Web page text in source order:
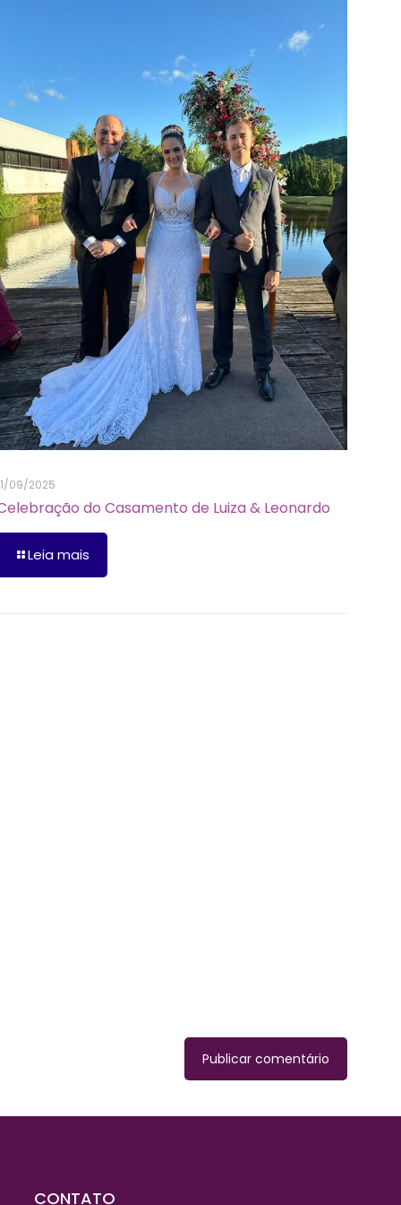
09/2025
do Casamento de Luiza & Leonardo
Leia mais
CONTATO